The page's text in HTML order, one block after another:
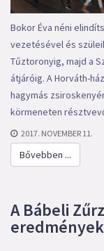
Bokor Éva néni
vezetésével és
Tűztoronyig, majd a
átjáróig. A Horváth-
hagymás
körmeneten
2017. NOVEMBER 11.
Bővebben ...
A Bábeli
eredmények